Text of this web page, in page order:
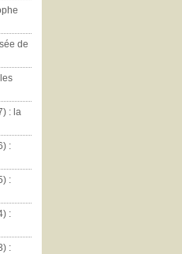
de
: la
:
:
:
: